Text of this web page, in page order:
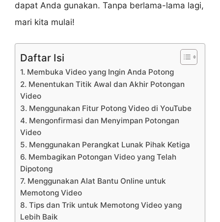
dapat Anda gunakan. Tanpa berlama-lama lagi,
mari kita mulai!
Daftar Isi
1. Membuka Video yang Ingin Anda Potong
2. Menentukan Titik Awal dan Akhir Potongan
Video
3. Menggunakan Fitur Potong Video di YouTube
4. Mengonfirmasi dan Menyimpan Potongan
Video
5. Menggunakan Perangkat Lunak Pihak Ketiga
6. Membagikan Potongan Video yang Telah
Dipotong
7. Menggunakan Alat Bantu Online untuk
Memotong Video
8. Tips dan Trik untuk Memotong Video yang
Lebih Baik